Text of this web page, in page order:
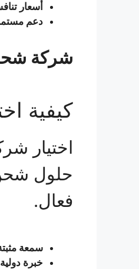
أسعار
دعم
شركة
كيفية
اختيار
حلول
فعال.
سمعة
خبرة دولية